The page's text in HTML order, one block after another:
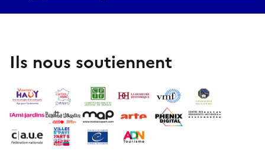
Ils nous soutiennent